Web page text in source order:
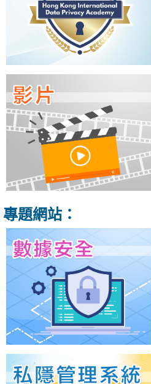
專題網站：